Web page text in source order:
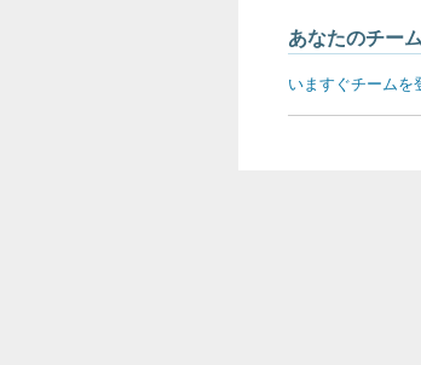
あなたのチー
いますぐチームを